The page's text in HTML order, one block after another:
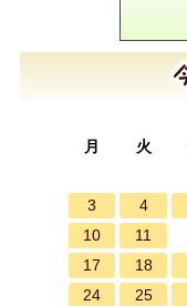
月
火
3
4
10
11
17
18
24
25